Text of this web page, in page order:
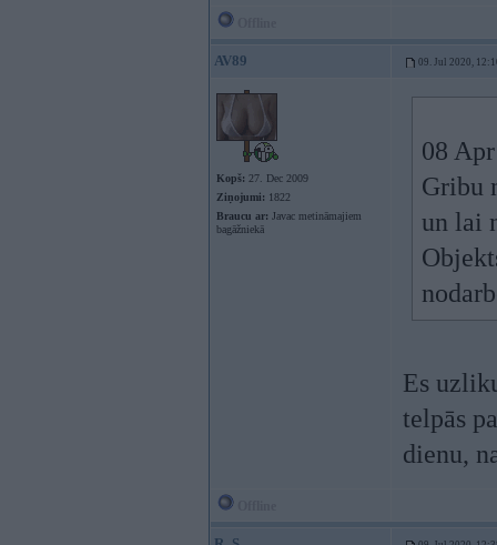
AV89 09. Jul 2020,
Kopš: 27. Dec 2009
Ziņojumi: 1822
Braucu ar: Javac metināmajiem
bagāžniekā
08
Gribu
un lai
Es
telpās
dienu,